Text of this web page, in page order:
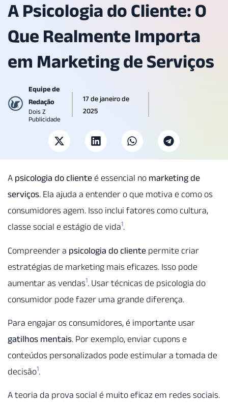
A Psicologia do Cliente: O
Que Realmente Importa
em Marketing de Serviços
Equipe de
Redação
Dois Z
Publicidade
17 de janeiro de
2025
A psicologia do cliente é essencial no marketing de
serviços. Ela ajuda a entender o que motiva e como os
consumidores agem. Isso inclui fatores como cultura,
classe social e estágio de vida1.
Compreender a psicologia do cliente permite criar
estratégias de marketing mais eficazes. Isso pode
aumentar as vendas1. Usar técnicas de psicologia do
consumidor pode fazer uma grande diferença.
Para engajar os consumidores, é importante usar
gatilhos mentais. Por exemplo, enviar cupons e
conteúdos personalizados pode estimular a tomada de
decisão1.
A teoria da prova social é muito eficaz em redes sociais.